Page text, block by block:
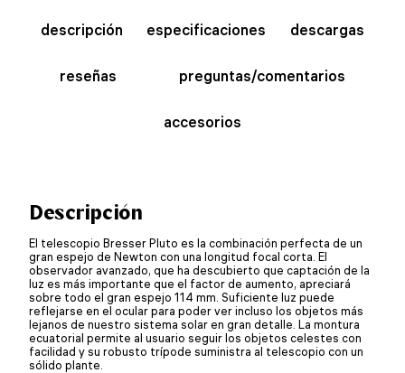
descripción especificaciones descargas
reseñas preguntas/comentarios
accesorios
Descripción
El telescopio Bresser Pluto es la combinación perfecta de un
gran espejo de Newton con una longitud focal corta. El
observador avanzado, que ha descubierto que captación de la
luz es más importante que el factor de aumento, apreciará
sobre todo el gran espejo 114 mm. Suficiente luz puede
reflejarse en el ocular para poder ver incluso los objetos más
lejanos de nuestro sistema solar en gran detalle. La montura
ecuatorial permite al usuario seguir los objetos celestes con
facilidad y su robusto trípode suministra al telescopio con un
sólido plante.